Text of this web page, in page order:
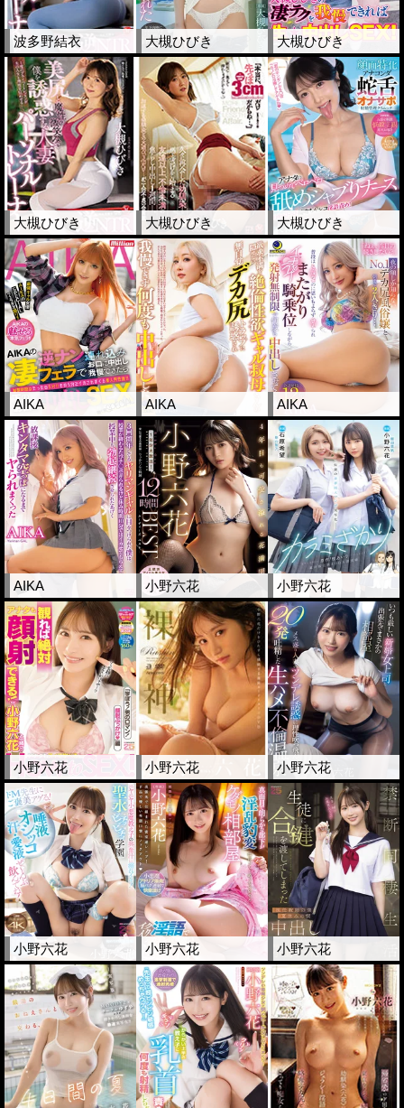
波多野結衣 大槻ひびき 大槻ひびき
大槻ひびき 大槻ひびき 大槻ひびき
AIKA AIKA AIKA
AIKA 小野六花 小野六花
小野六花 小野六花 小野六花
小野六花 小野六花 小野六花